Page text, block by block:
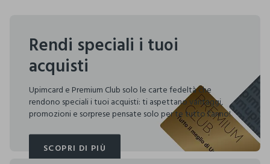
Rendi speciali i tuoi
acquisti
Upimcard e Premium Club solo le carte fedeltà che
rendono speciali i tuoi acquisti: ti aspettano vantaggi,
promozioni e sorprese pensate solo per te tutto l'anno!
SCOPRI DI PIÙ
SCOPRI DI PIÙ